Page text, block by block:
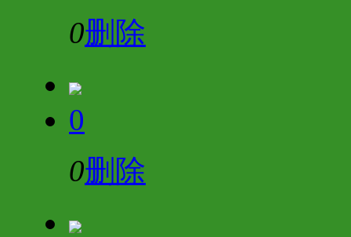
0删除
0
0删除